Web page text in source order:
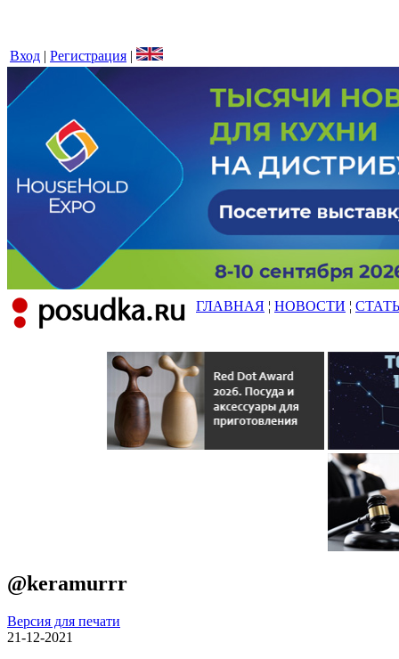
Вход | Регистрация |
ГЛАВНАЯ ¦ НОВОСТИ ¦
@keramurrr
Версия для печати
21-12-2021